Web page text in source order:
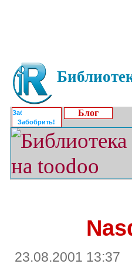
Забобрить!
Блог
23.08.2001 13:37